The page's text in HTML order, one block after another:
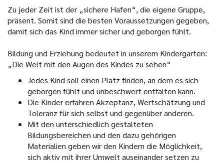
Zu jeder Zeit ist der „sichere Hafen“, die eigene Gruppe,
präsent. Somit sind die besten Voraussetzungen gegeben,
damit sich das Kind immer sicher und geborgen fühlt.
Bildung und Erziehung bedeutet in unserem Kindergarten:
„Die Welt mit den Augen des Kindes zu sehen“
Jedes Kind soll einen Platz finden, an dem es sich
geborgen fühlt und unbeschwert entfalten kann.
Die Kinder erfahren Akzeptanz, Wertschätzung und
Toleranz für sich selbst und gegenüber anderen.
Mit den unterschiedlich gestalteten
Bildungsbereichen und den dazu gehörigen
Materialien geben wir den Kindern die Möglichkeit,
sich aktiv mit ihrer Umwelt auseinander setzen zu